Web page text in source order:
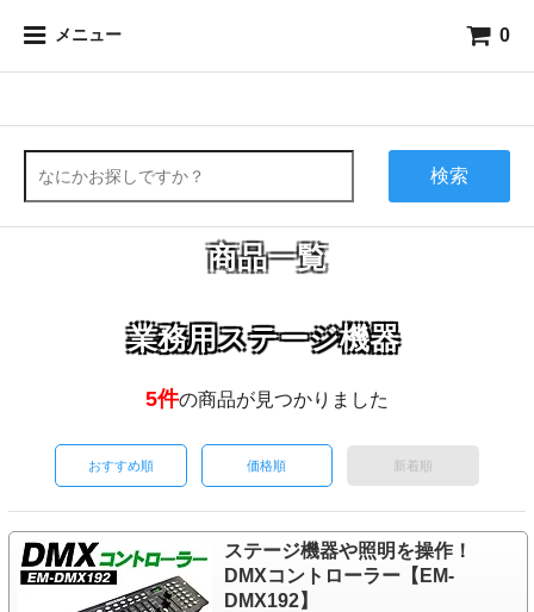
メニュー 0
検索
商品一覧
業務用ステージ機器
5件の商品が見つかりました
おすすめ順 価格順 新着順
ステージ機器や照明を操作！
DMXコントローラー【EM-
DMX192】